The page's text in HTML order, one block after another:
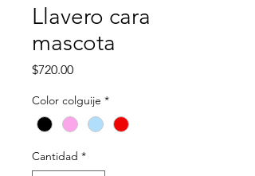
Llavero cara
mascota
$720.00Precio
Color colguije *
Cantidad *